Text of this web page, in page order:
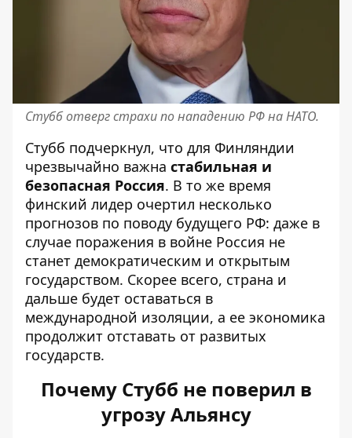
Стубб отверг страхи по нападению РФ на НАТО.
Стубб подчеркнул, что для Финляндии
чрезвычайно важна стабильная и
безопасная Россия. В то же время
финский лидер очертил несколько
прогнозов по поводу будущего РФ: даже в
случае поражения в войне Россия не
станет демократическим и открытым
государством. Скорее всего, страна и
дальше будет оставаться в
международной изоляции, а ее экономика
продолжит отставать от развитых
государств.
Почему Стубб не поверил в
угрозу Альянсу